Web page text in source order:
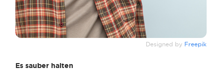
Designed by Freepik
Es sauber halten